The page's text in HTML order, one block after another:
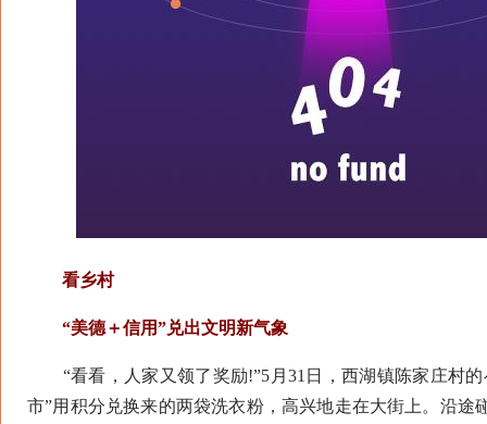
看乡村
“美德＋信用”兑出文明新气象
“看看，人家又领了奖励!”5月31日，西湖镇陈家庄村的
市”用积分兑换来的两袋洗衣粉，高兴地走在大街上。沿途